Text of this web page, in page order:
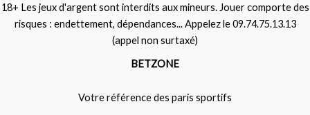
18+ Les jeux d'argent sont interdits aux mineurs. Jouer comporte des
risques : endettement, dépendances... Appelez le 09.74.75.13.13
(appel non surtaxé)
BETZONE
Votre référence des paris sportifs